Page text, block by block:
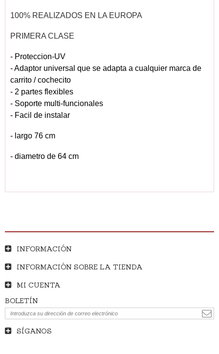
100% REALIZADOS EN LA EUROPA
PRIMERA CLASE
- Proteccion-UV
- Adaptor universal que se adapta a cualquier marca de
carrito / cochecito
- 2 partes flexibles
- Soporte multi-funcionales
- Facil de instalar
- largo 76 cm
- diametro de 64 cm
INFORMACIÓN
INFORMACIÓN SOBRE LA TIENDA
MI CUENTA
BOLETÍN
SÍGANOS